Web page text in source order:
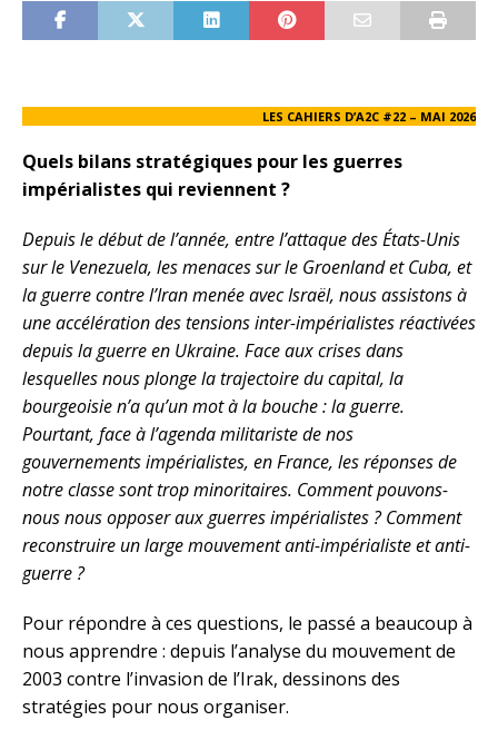
LES CAHIERS D’A2C #22 – MAI 2026
Quels bilans stratégiques pour les guerres
impérialistes qui reviennent ?
Depuis le début de l’année, entre l’attaque des États-Unis
sur le Venezuela, les menaces sur le Groenland et Cuba, et
la guerre contre l’Iran menée avec Israël, nous assistons à
une accélération des tensions inter-impérialistes réactivées
depuis la guerre en Ukraine. Face aux crises dans
lesquelles nous plonge la trajectoire du capital, la
bourgeoisie n’a qu’un mot à la bouche : la guerre.
Pourtant, face à l’agenda militariste de nos
gouvernements impérialistes, en France, les réponses de
notre classe sont trop minoritaires. Comment pouvons-
nous nous opposer aux guerres impérialistes ? Comment
reconstruire un large mouvement anti-impérialiste et anti-
guerre ?
Pour répondre à ces questions, le passé a beaucoup à
nous apprendre : depuis l’analyse du mouvement de
2003 contre l’invasion de l’Irak, dessinons des
stratégies pour nous organiser.